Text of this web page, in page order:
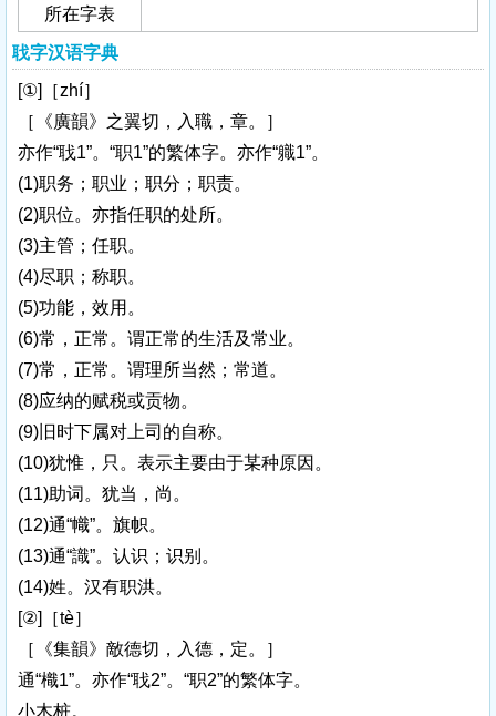
所在字表
聀字汉语字典
[①]［zhí］
［《廣韻》之翼切，入職，章。］
亦作“聀1”。“职1”的繁体字。亦作“軄1”。
(1)职务；职业；职分；职责。
(2)职位。亦指任职的处所。
(3)主管；任职。
(4)尽职；称职。
(5)功能，效用。
(6)常，正常。谓正常的生活及常业。
(7)常，正常。谓理所当然；常道。
(8)应纳的赋税或贡物。
(9)旧时下属对上司的自称。
(10)犹惟，只。表示主要由于某种原因。
(11)助词。犹当，尚。
(12)通“幟”。旗帜。
(13)通“識”。认识；识别。
(14)姓。汉有职洪。
[②]［tè］
［《集韻》敵德切，入德，定。］
通“樴1”。亦作“聀2”。“职2”的繁体字。
小木桩。